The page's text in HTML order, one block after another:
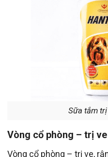
Sữa tắm
Vòng cổ phòng – trị
Vòng cổ phòng – trị ve,